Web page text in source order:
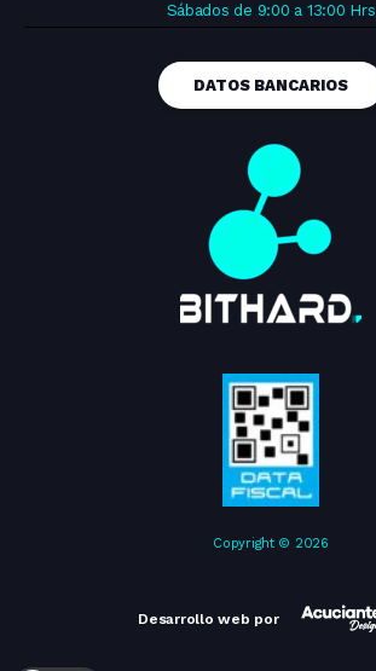
Sábados de 9:00 a 13:00 Hrs
DATOS BANCARIOS
Copyright © 2026
Desarrollo web por